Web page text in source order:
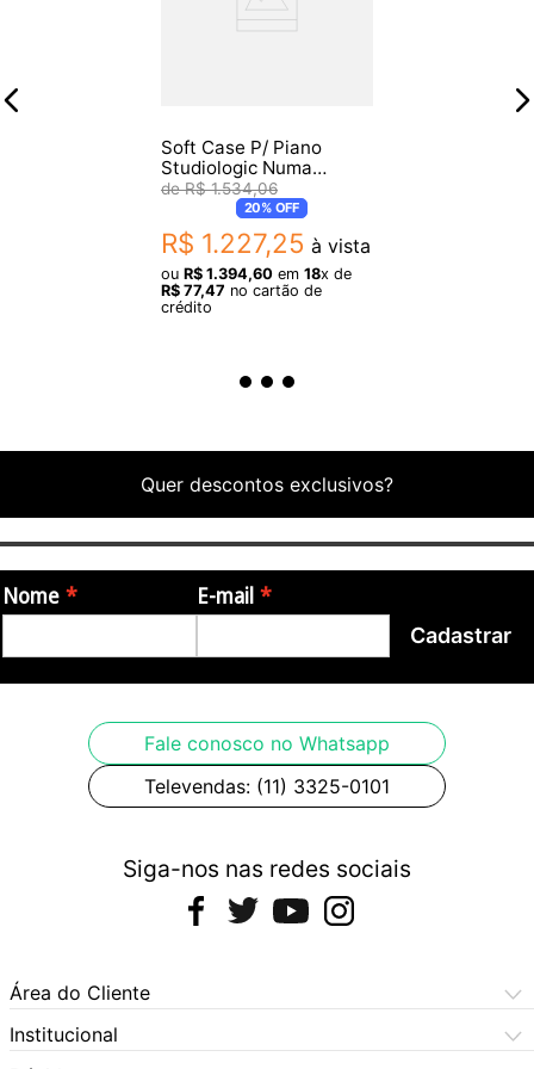
- Forro: TNT 80
- Zíper Lateral: Nº 8 para abertura lateral
- Zíper do Bolso: Nº 6 para abertura do bolso
- Detalhes: Alça de mão em fita
- Bolso para acessórios
- Capa Teclado AVS BIT045SL XPS10 Super Luxo
Garantia: 3 meses de garantia pelo fabricante
Imagens meramente ilustrativas.
Soft Case P/ Piano
Studiologic Numa
Compact
R$ 1.534,06
20%OFF
R$ 1.227,25 à vista
ou R$ 1.394,60 em 18x de
R$ 77,47 no cartão de
crédito
Quer descontos exclusivos?
Nome E-mail
Cadastrar
Fale conosco no Whatsapp
Televendas: (11) 3325-0101
Siga-nos nas redes sociais
Área do Cliente
Meus Pedidos
Meus Dados
Institucional